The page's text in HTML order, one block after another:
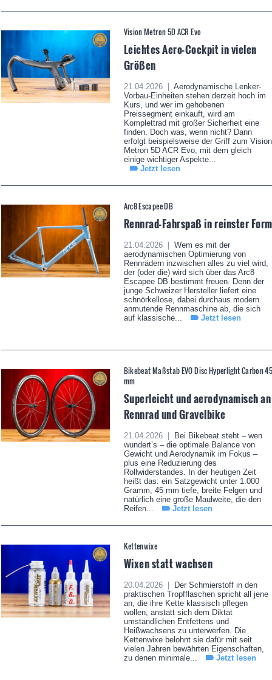
Vision Metron 5D ACR Evo
Leichtes Aero-Cockpit in vielen
Größen
21.04.2026 |
Aerodynamische Lenker-
Vorbau-Einheiten stehen derzeit hoch im
Kurs, und wer im gehobenen
Preissegment einkauft, wird am
Komplettrad mit großer Sicherheit eine
finden. Doch was, wenn nicht? Dann
erfolgt beispielsweise der Griff zum Vision
Metron 5D ACR Evo, mit dem gleich
einige wichtiger Aspekte...
Jetzt lesen
Arc8 Escapee DB
Rennrad-Fahrspaß in reinster Form
21.04.2026 |
Wem es mit der
aerodynamischen Optimierung von
Rennrädern inzwischen alles zu viel wird,
der (oder die) wird sich über das Arc8
Escapee DB bestimmt freuen. Denn der
junge Schweizer Hersteller liefert eine
schnörkellose, dabei durchaus modern
anmutende Rennmaschine ab, die sich
auf klassische...
Jetzt lesen
Bikebeat Maßstab EVO Disc Hyperlight Carbon
mm
Superleicht und aerodynamisch an
Rennrad und Gravelbike
21.04.2026 |
Bei Bikebeat steht – wen
wundert’s – die optimale Balance von
Gewicht und Aerodynamik im Fokus –
plus eine Reduzierung des
Rollwiderstandes. In der heutigen Zeit
heißt das: ein Satzgewicht unter 1.000
Gramm, 45 mm tiefe, breite Felgen und
natürlich eine große Maulweite, die den
Reifen...
Jetzt lesen
Kettenwixe
Wixen statt wachsen
20.04.2026 |
Der Schmierstoff in den
praktischen Tropfflaschen spricht all jene
an, die ihre Kette klassisch pflegen
wollen, anstatt sich dem Diktat
umständlichen Entfettens und
Heißwachsens zu unterwerfen. Die
Kettenwixe belohnt sie dafür mit seit
vielen Jahren bewährten Eigenschaften,
zu denen minimale...
Jetzt lesen